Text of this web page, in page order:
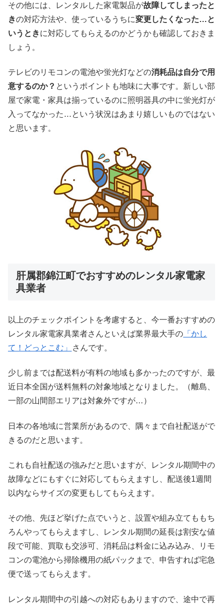
その他には、レンタルした家電製品が故障してしまったと
きの対応方法や、使っているうちに変更したくなった…と
いうときに対応してもらえるのかどうかも確認しておきま
しょう。
テレビのリモコンの電池や蛍光灯などの消耗品は自分で用
意するのか？ というポイントも地味に大事です。新しい部
屋で家電・家具は揃っているのに照明器具の中に蛍光灯が
入ってなかった…という状況はあまり嬉しいものではない
と思います。
肝属郡錦江町でおすすめのレンタル家電家
具業者
以上のチェックポイントを考慮すると、今一番おすすめの
レンタル家電家具業者さんといえば業界最大手の 「かし
て！どっとこむ」
さんです。
少し前までは配送料が有料の地域も多かったのですが、最
近日本全国が送料無料の対象地域となりました。（離島、
一部の山間部エリアは対象外ですが…）
日本の各地域に営業所があるので、隅々まで自社配送がで
きるのだと思います。
これも自社配送の強みだと思いますが、レンタル期間中の
故障などにもすぐに対応してもらえますし、配送後1週間
以内ならサイズの変更もしてもらえます。
その他、先ほど挙げた点でいうと、設置や組み立てももち
ろんやってもらえますし、レンタル期間の延長は割安な値
段で可能、買取も交渉可、消耗品は料金に込み込み、リモ
コンの電池から掃除機用の紙パックまで、申告すれば宅急
便で送ってもらえます。
レンタル期間中の引越への対応もありますので、途中で再